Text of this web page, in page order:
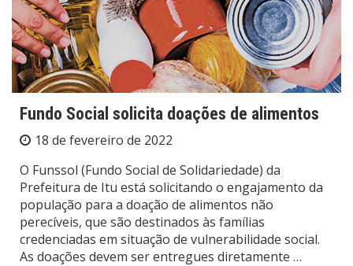
Fundo Social solicita doações de alimentos
18 de fevereiro de 2022
O Funssol (Fundo Social de Solidariedade) da
Prefeitura de Itu está solicitando o engajamento da
população para a doação de alimentos não
perecíveis, que são destinados às famílias
credenciadas em situação de vulnerabilidade social.
As doações devem ser entregues diretamente …